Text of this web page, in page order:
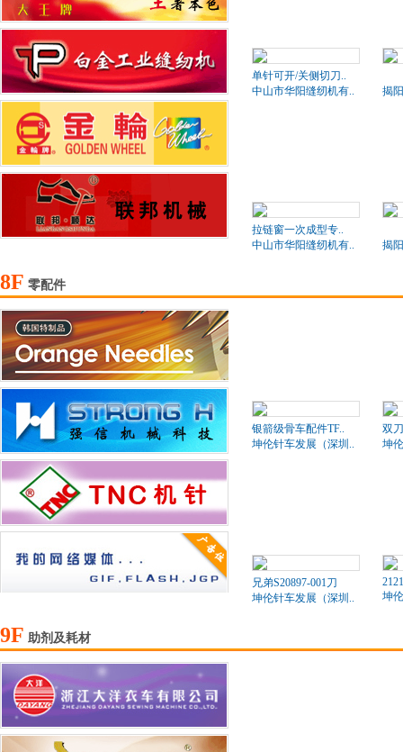
单针可开/关侧切刀..
中山市华阳缝纫机有..
揭
拉链窗一次成型专..
中山市华阳缝纫机有..
揭
8F 零配件
银箭级骨车配件TF..
坤伦针车发展（深圳..
双
坤
兄弟S20897-001刀
坤伦针车发展（深圳..
坤
9F 助剂及耗材